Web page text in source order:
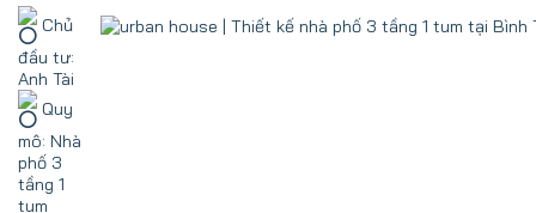
Chủ
đầu tư:
Anh Tài
Quy
mô: Nhà
phố 3
tầng 1
tum